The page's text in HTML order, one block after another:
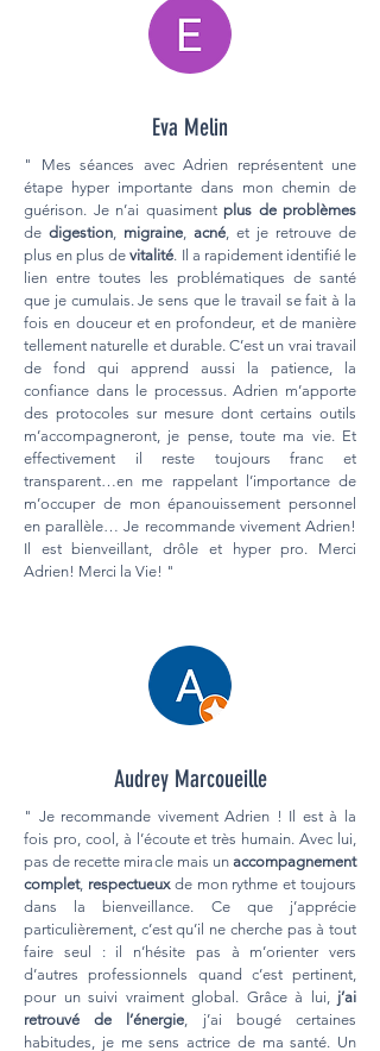
Eva Melin
" Mes séances avec Adrien représentent une
étape hyper importante dans mon chemin de
guérison. Je n’ai quasiment plus de problèmes
de digestion migraine acné , et je retrouve de
plus en plus devitalité. Il a rapidement identifié le
lien entre toutes les problématiques de santé
que je cumulais. Je sens que le travail se fait à la
fois en douceur et en profondeur, et de manière
tellement naturelle et durable. C’est un vrai travail
de fond qui apprend aussi la patience, la
confiance dans le processus. Adrien m’apporte
des protocoles sur mesure dont certains outils
m’accompagneront, je pense, toute ma vie. Et
effectivement il reste toujours franc et
transparent…en me rappelant l’importance de
m’occuper de mon épanouissement personnel
en parallèle… Je recommande vivement Adrien!
Il est bienveillant, drôle et hyper pro. Merci
Adrien! Merci la Vie! "
Audrey Marcoueille
" Je recommande vivement Adrien ! Il est à la
fois pro, cool, à l’écoute et très humain. Avec lui,
pas de recette miracle mais un accompagnement
complet, respectueuxde mon rythme et toujours
dans la bienveillance. Ce que j’apprécie
particulièrement, c’est qu’il ne cherche pas à tout
faire seul : il n’hésite pas à m’orienter vers
d’autres professionnels quand c’est pertinent,
pour un suivi vraiment global. Grâce à lui, j’ai
retrouvé de l’énergie , j’ai bougé certaines
habitudes, je me sens actrice de ma santé. Un